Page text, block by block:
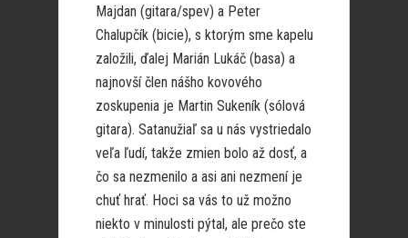
Majdan (gitara/spev) a Peter
Chalupčík (bicie), s ktorým sme kapelu
založili, ďalej Marián Lukáč (basa) a
najnovší člen nášho kovového
zoskupenia je Martin Sukeník (sólová
gitara). Satanužiaľ sa u nás vystriedalo
veľa ľudí, takže zmien bolo až dosť, a
čo sa nezmenilo a asi ani nezmení je
chuť hrať. Hoci sa vás to už možno
niekto v minulosti pýtal, ale prečo ste